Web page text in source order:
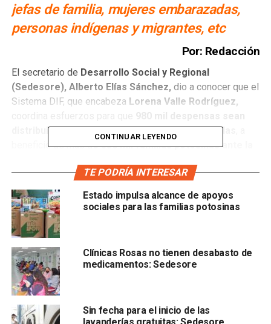
jefas de familia, mujeres embarazadas,
personas indígenas y migrantes, etc
Por: Redacción
El secretario de Desarrollo Social y Regional
(Sedesore), Alberto Elías Sánchez,dio a conocer que el
Sistema DIF, que encabeza Lorena Valle Rodríguez,
distribuidas en las comunidades más marginadas
beneficio de más de 530 mil familias potosinas ante la
como objetivo respaldar a quienes han visto mermados
sus ingresos por las medidas de prevención
implementadas por las autoridades sanitarias para evitar
mayores, personas con discapacidad, jefas de familia,
mujeres embarazadas, personas indígenas y
migrantes, población de zonas de atención de San
Luis Potosí y Soledad de Graciano Sánchez.
CONTINUAR LEYENDO
TE PODRÍA INTERESAR
Estado impulsa alcance de apoyos
sociales para las familias potosinas
Clínicas Rosas no tienen desabasto de
medicamentos: Sedesore
Sin fecha para el inicio de las